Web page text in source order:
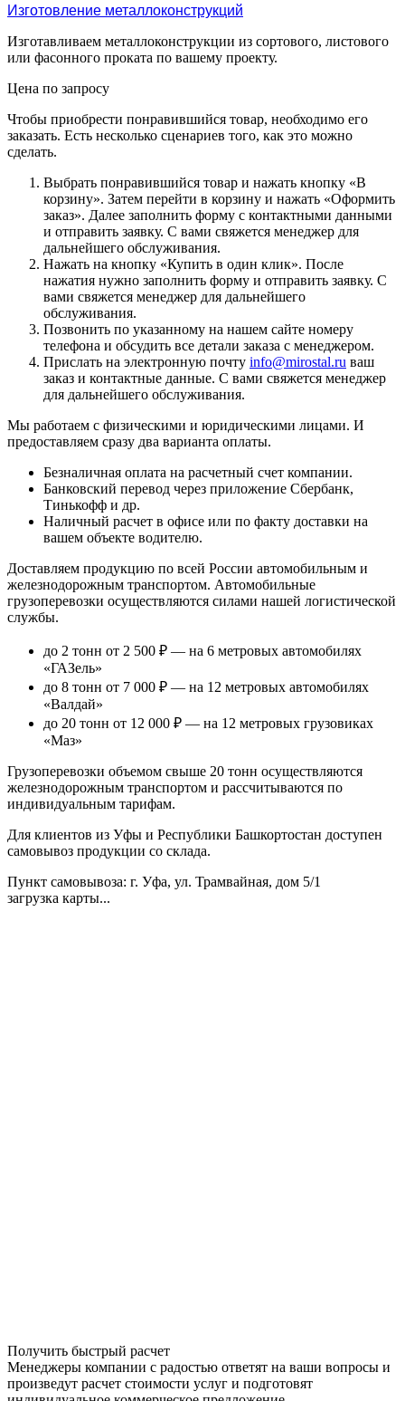
Изготовление металлоконструкций
Изготавливаем металлоконструкции из сортового, листового
или фасонного проката по вашему проекту.
Цена по запросу
Чтобы приобрести понравившийся товар, необходимо его
заказать. Есть несколько сценариев того, как это можно
сделать.
Выбрать понравившийся товар и нажать кнопку «В
корзину». Затем перейти в корзину и нажать «Оформить
заказ». Далее заполнить форму с контактными данными
и отправить заявку. С вами свяжется менеджер для
дальнейшего обслуживания.
Нажать на кнопку «Купить в один клик». После
нажатия нужно заполнить форму и отправить заявку. С
вами свяжется менеджер для дальнейшего
обслуживания.
Позвонить по указанному на нашем сайте номеру
телефона и обсудить все детали заказа с менеджером.
Прислать на электронную почту info@mirostal.ru ваш
заказ и контактные данные. С вами свяжется менеджер
для дальнейшего обслуживания.
Мы работаем с физическими и юридическими лицами. И
предоставляем сразу два варианта оплаты.
Безналичная оплата на расчетный счет компании.
Банковский перевод через приложение Сбербанк,
Тинькофф и др.
Наличный расчет в офисе или по факту доставки на
вашем объекте водителю.
Доставляем продукцию по всей России автомобильным и
железнодорожным транспортом. Автомобильные
грузоперевозки осуществляются силами нашей логистической
службы.
до 2 тонн от 2 500 ₽ — на 6 метровых автомобилях
«ГАЗель»
до 8 тонн от 7 000 ₽ — на 12 метровых автомобилях
«Валдай»
до 20 тонн от 12 000 ₽ — на 12 метровых грузовиках
«Маз»
Грузоперевозки объемом свыше 20 тонн осуществляются
железнодорожным транспортом и рассчитываются по
индивидуальным тарифам.
Для клиентов из Уфы и Республики Башкортостан доступен
самовывоз продукции со склада.
Пункт самовывоза: г. Уфа, ул. Трамвайная, дом 5/1
загрузка карты...
Получить быстрый расчет
Менеджеры компании с радостью ответят на ваши вопросы и
произведут расчет стоимости услуг и подготовят